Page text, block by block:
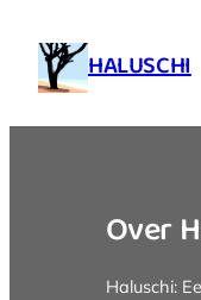
naar
HALUSCHI
Over
Haluschi: